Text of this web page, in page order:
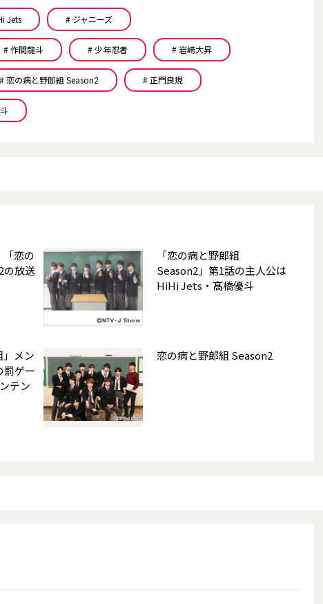
Jets # ジャニーズ
# 作間龍斗 # 少年忍者 # 岩﨑大昇
# 恋の病と野郎組 Season2 # 正門良規
「恋の
の放送
「恋の病と野郎組
Season2」第1話の主人公は
HiHi Jets・髙橋優斗
」メン
罰ゲー
テン
恋の病と野郎組 Season2